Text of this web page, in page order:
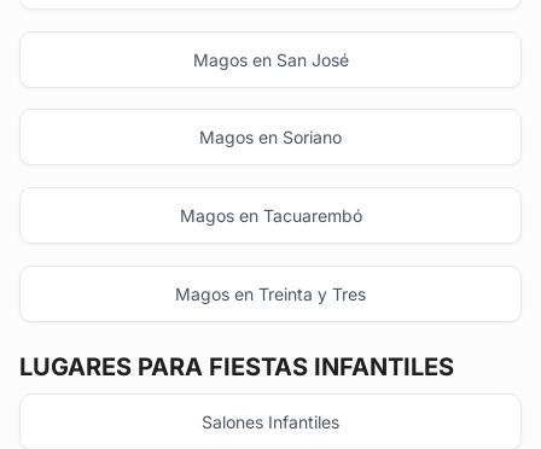
Magos en San José
Magos en Soriano
Magos en Tacuarembó
Magos en Treinta y Tres
LUGARES PARA FIESTAS INFANTILES
Salones Infantiles